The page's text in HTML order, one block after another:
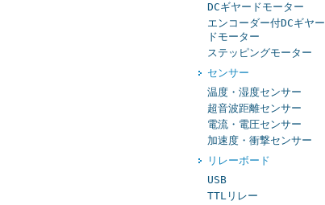
DCギヤードモーター
エンコーダー付DCギヤー
ドモーター
ステッピングモーター
センサー
温度・湿度センサー
超音波距離センサー
電流・電圧センサー
加速度・衝撃センサー
リレーボード
USB
TTLリレー